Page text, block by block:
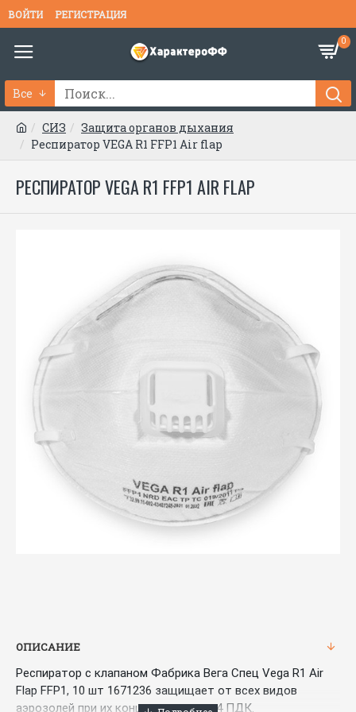
ВОЙТИ РЕГИСТРАЦИЯ
0
Все
СИЗ
Защита органов дыхания
Респиратор VEGA R1 FFP1 Air flap
РЕСПИРАТОР VEGA R1 FFP1 AIR FLAP
ОПИСАНИЕ
Респиратор с клапаном Фабрика Вега Спец Vega R1 Аir
Flap FFP1, 10 шт 1671236 защищает от всех видов
аэрозолей при их концентрации до 4 ПДК.